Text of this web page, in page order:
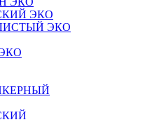
ЭКО
ЭКО